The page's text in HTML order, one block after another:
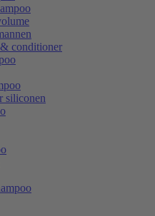
conditioner
siliconen